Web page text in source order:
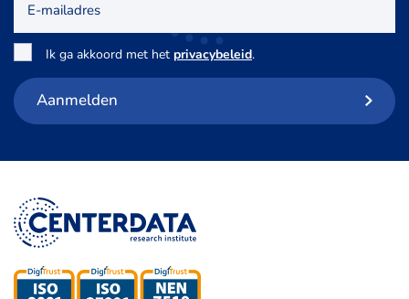
mailadres
Toestemming
Ik ga akkoord met het privacybeleid.
Aanmelden